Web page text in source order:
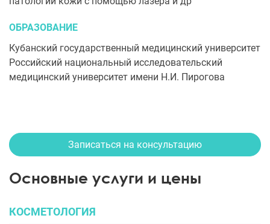
ОБРАЗОВАНИЕ
Кубанский государственный медицинский университет
Российский национальный исследовательский
медицинский университет имени Н.И. Пирогова
Записаться на консультацию
Основные услуги и цены
КОСМЕТОЛОГИЯ